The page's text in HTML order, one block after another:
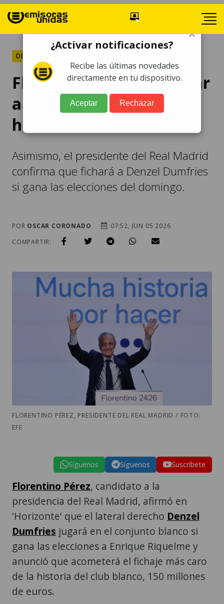
DEPORTES
Florentino promete llevar
al fichaje más caro de la
historia del Real Madrid
Asimismo, el presidente del Real Madrid
confirma que fichará a Denzel Dumfries
si gana las elecciones del domingo.
POR OSCAR CORONADO
07:52, JUN 05 2026
COMPARTIR:
FLORENTINO PÉREZ, PRESIDENTE DEL REAL MADRID / FOTO:
EFE
Síguenos Síguenos Suscríbete
Florentino Pérez, candidato a la
presidencia del Real Madrid, afirmó en
'Horizonte' que el lateral derecho Denzel
Dumfries jugará en el conjunto blanco si
gana las elecciones a Enrique Riquelme y
anunció que acometerá el fichaje más caro
de la historia del club blanco, 150 millones
de euros.
×
¿Activar notificaciones?
Recibe las últimas novedades
directamente en tu dispositivo.
Aceptar Rechazar